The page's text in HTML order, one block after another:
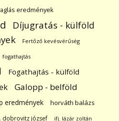
eredmények
Díjugratás - külföld
Fertőző kevésvérűség
fogathajtás
Fogathajtás - külföld
Galopp - belföld
eredmények horváth balázs
dobrovitz józsef ifj. lázár zoltán